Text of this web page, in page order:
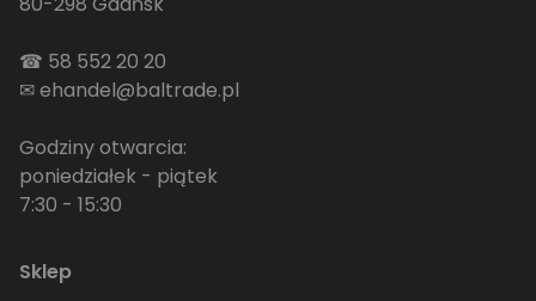
☎ 58 552 20 20
✉ehandel@baltrade.pl
Godziny otwarcia:
poniedziałek - piątek
7:30 - 15:30
Sklep